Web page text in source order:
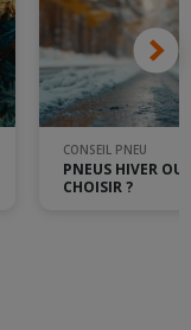
CONSEIL PNEU
PNEUS HIVER OU
CHOISIR ?